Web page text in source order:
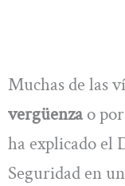
Muchas de las
vergüenzao por
ha explicado el
Seguridad en